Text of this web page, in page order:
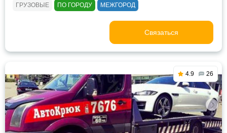
ГРУЗОВЫЕ ПО ГОРОДУ МЕЖГОРОД
Связаться
4.9 26